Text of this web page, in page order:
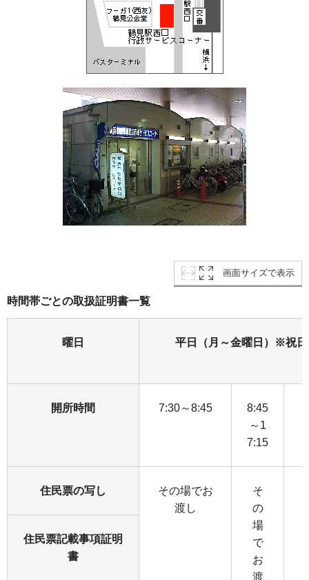
画面サイズで表示
時間帯ごとの取扱証明書一覧
曜日 平日（月～金曜日）※祝日
開所時間 7:30～8:45
8:45
～1
7:15
住民票の写し
その場でお
渡し
そ
の
場
で
お
渡
住民票記載事項証明
書